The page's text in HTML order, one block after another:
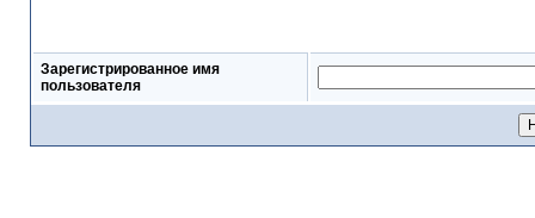
Зарегистрированное имя
пользователя